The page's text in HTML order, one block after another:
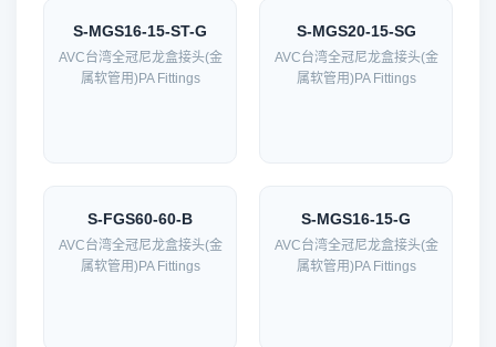
S-MGS16-15-ST-G
AVC台湾全冠尼龙盒接头(金
属软管用)PA Fittings
S-MGS20-15-SG
AVC台湾全冠尼龙盒接头(金
属软管用)PA Fittings
S-FGS60-60-B
AVC台湾全冠尼龙盒接头(金
属软管用)PA Fittings
S-MGS16-15-G
AVC台湾全冠尼龙盒接头(金
属软管用)PA Fittings